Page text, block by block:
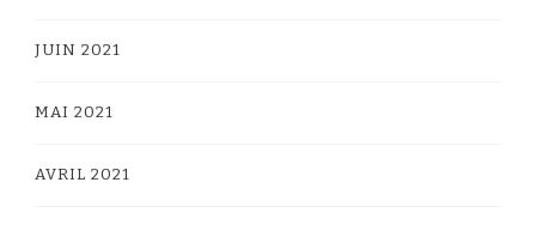
JUIN 2021
MAI 2021
AVRIL 2021